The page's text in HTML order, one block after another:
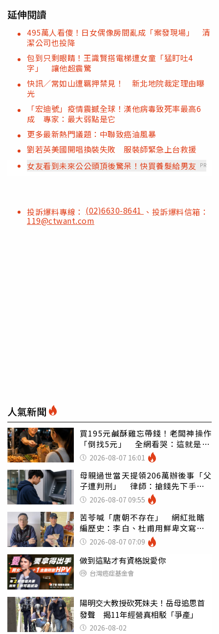
延伸閱讀
495萬人看傻！日女偶像房間亂成「案發現場」 清
潔公司也投降
包到只剩眼睛！王識賢搭電梯遭女童「猛盯吐4
字」 讓他超震驚
快訊／常如山遭羈押禁見！ 新北地院裁定理由曝
光
「宏迪號」疫情震撼全球！漢他病毒致死率最高6
成 專家：最大弱點是它
更多最新熱門議題：中聯致癌油風暴
劉若英美國開唱換裝失敗 服裝師緊急上台救援
女友看到未來公公頭頂後驚呆！快買養髮給男友
PR
投訴爆料專線： (02)6630-8641 、投訴爆料信箱：
119@ctwant.com
人氣新聞
買195元鹹酥雞忘帶錢！老闆神操作
「倒找5元」 全網看哭：這就是台
灣 2026-08-07 16:01
母親過世當天提領206萬辦後事「父
子遭判刑」 律師：搶錢先下手是
罪 2026-08-07 09:55
苦苓喊「唐朝不存在」 網紅批瞎
編歷史：李白、杜甫用鮮卑文寫
詩？2026-08-07 07:09
做到這點才有資格說愛你
台灣癌症基金會
陽明交大教授砍死妹夫！岳母追思首
發聲 揭11年經營真相駁「爭產」
2026-08-02